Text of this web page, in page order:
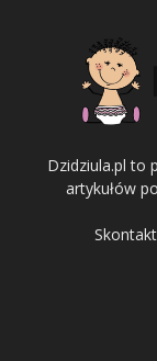
Dzidziula.pl to
artykułów